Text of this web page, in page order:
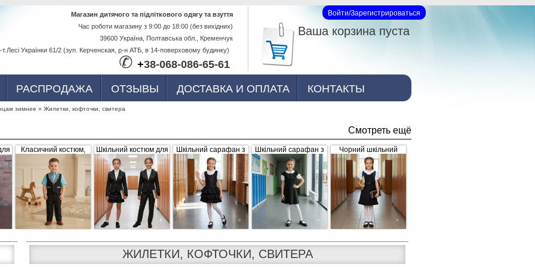
Перейти к
основному
содержанию
РАСПРОДАЖА ОТЗЫВЫ ДОСТАВКА И ОПЛАТА КОНТАКТЫ
Вход на сайт
Войти/Зарегистрироваться
Ваша корзина пуста
Магазин дитячого та підліткового одягу та взуття
Час роботи магазину з 9:00 до 18:00 (без вихідних)
39600 Україна, Полтавська обл., Кременчук
т.Лесі Українки 61/2 (зуп. Керченская, р-н АТБ, в 14-поверховому будинку)
✆ +38-068-086-65-61
зимнее » Жилетки, кофточки, свитера
Смотреть ещё
Класичний костюм,
чорний з сіро-білими
вставками (жилетка +
штани)
Шкільний костюм для
дівчинки, трійка
Шкільний сарафан з
рюшами, чорний
Шкільний сарафан з
брошкою, чорний
Чорний шкільний
сарафан для дівчинки
з рюшками внизу та
завищеним поясом
(арт.398)
ЖИЛЕТКИ, КОФТОЧКИ, СВИТЕРА